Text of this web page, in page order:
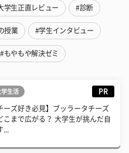
学生正直レビュー #診断
授業 #学生インタビュー
#もやもや解決ゼミ
学生活 PR
ーズ好き必見】ブッラータチーズ
こまで広がる？ 大学生が挑んだ自